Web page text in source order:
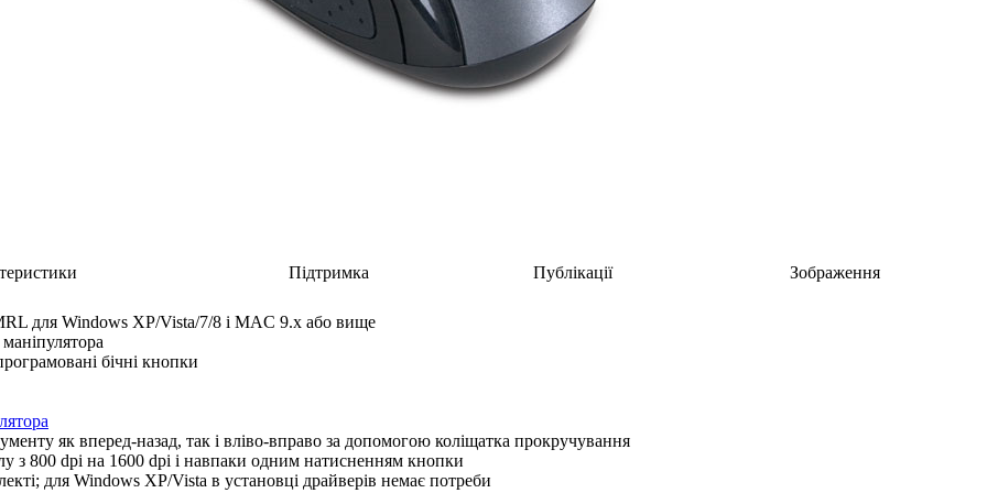
Підтримка Публікації Зображення
для Windows XP/Vista/7/8 і MAC 9.x або вище
бічні кнопки
як вперед-назад, так і вліво-вправо за допомогою коліщатка прокручування
з 800 dpi на 1600 dpi і навпаки одним натисненням кнопки
для Windows XP/Vista в установці драйверів немає потреби